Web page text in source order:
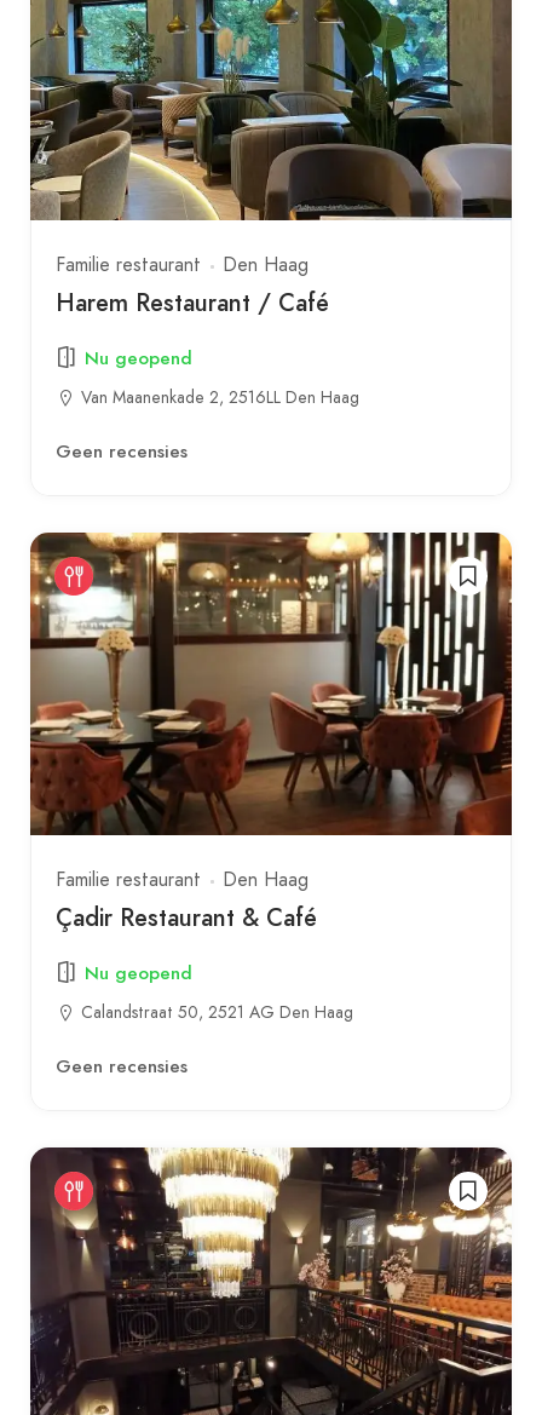
Familie restaurant Den Haag
Harem Restaurant / Café
Nu geopend
Van Maanenkade 2, 2516LL Den Haag
Geen recensies
Familie restaurant Den Haag
Çadir Restaurant & Café
Nu geopend
Calandstraat 50, 2521 AG Den Haag
Geen recensies